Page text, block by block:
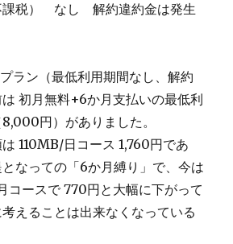
課税） なし 解約違約金は発生
ラン（最低利用期間なし、解約
初月無料+6か月支払いの最低利
円）がありました。
110MB/日コース 1,760円であ
なっての「6か月縛り」で、今は
コースで 770円と大幅に下がって
えることは出来なくなっている